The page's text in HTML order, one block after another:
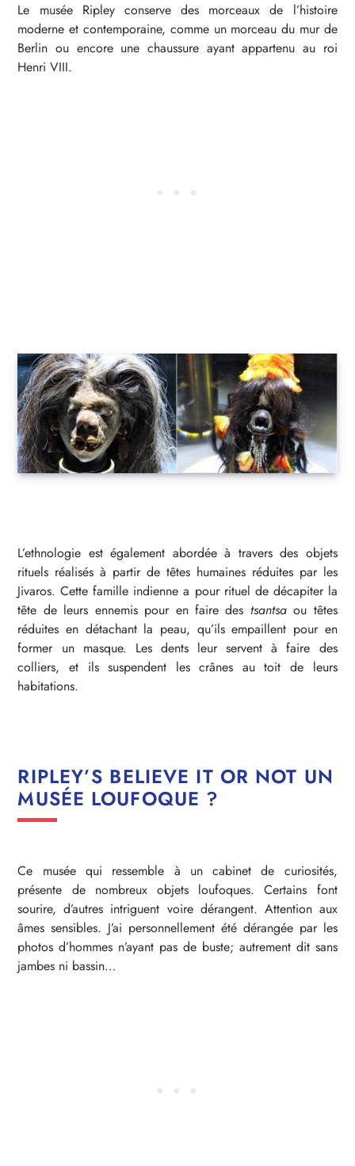
Le musée Ripley conserve des morceaux de l’histoire
moderne et contemporaine, comme un morceau du mur de
Berlin ou encore une chaussure ayant appartenu au roi
Henri VIII.
L’ethnologie est également abordée à travers des objets
rituels réalisés à partir de têtes humaines réduites par les
Jivaros. Cette famille indienne a pour rituel de décapiter la
tête de leurs ennemis pour en faire des tsantsaou têtes
réduites en détachant la peau, qu’ils empaillent pour en
former un masque. Les dents leur servent à faire des
colliers, et ils suspendent les crânes au toit de leurs
habitations.
RIPLEY’S BELIEVE IT OR NOT UN
MUSÉE LOUFOQUE ?
Ce musée qui ressemble à un cabinet de curiosités,
présente de nombreux objets loufoques. Certains font
sourire, d’autres intriguent voire dérangent. Attention aux
âmes sensibles. J’ai personnellement été dérangée par les
photos d’hommes n’ayant pas de buste; autrement dit sans
jambes ni bassin…